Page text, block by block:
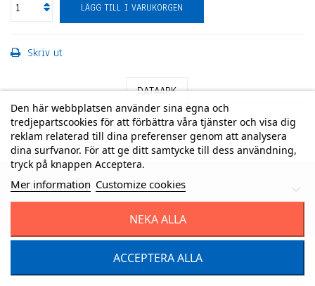
LÄGG TILL I VARUKORGEN
Skriv ut
DATAARK
INFORMATION
Den här webbplatsen använder sina egna och
tredjepartscookies för att förbättra våra tjänster och visa dig
reklam relaterad till dina preferenser genom att analysera
dina surfvanor. För att ge ditt samtycke till dess användning,
tryck på knappen Acceptera.
Mer information Customize cookies
NEKA ALLA
ACCEPTERA ALLA